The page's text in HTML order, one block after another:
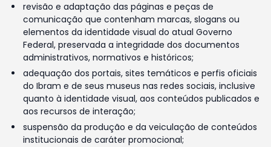
revisão e adaptação das páginas e peças de
comunicação que contenham marcas, slogans ou
elementos da identidade visual do atual Governo
Federal, preservada a integridade dos documentos
administrativos, normativos e históricos;
adequação dos portais, sites temáticos e perfis oficiais
do Ibram e de seus museus nas redes sociais, inclusive
quanto à identidade visual, aos conteúdos publicados e
aos recursos de interação;
suspensão da produção e da veiculação de conteúdos
institucionais de caráter promocional;